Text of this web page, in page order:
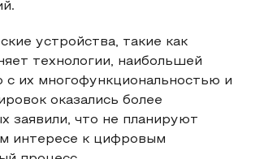
устройства, такие как
технологии, наибольшей
их многофункциональностью и
оказались более
заявили, что не планируют
интересе к цифровым